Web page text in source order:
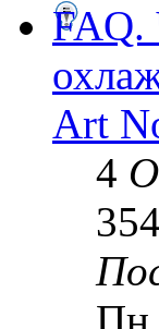
FAQ.
Art
4
Пн